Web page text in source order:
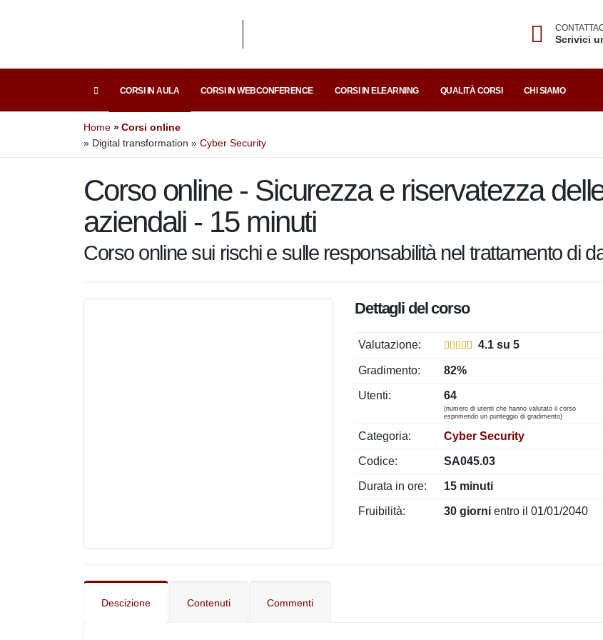
Scrivici
CORSI IN AULA CORSI IN WEBCONFERENCE CORSI IN ELEARNING QUALITÀ CORSI CHI SIAMO
Home
Corsi online
» Digital transformation »Cyber Security
Corso online - Sicurezza e riservatezza
informazioni aziendali - 15 minuti
Corso online sui rischi e sulle responsabilità nel trattamento
Dettagli del corso
Valutazione:
4.1 su 5
Gradimento:
82%
Utenti:
64
(numero di utenti che hanno valutato il corso
esprimendo un punteggio di gradimento)
Categoria:
Cyber Security
Codice:
SA045.03
Durata in ore:
15 minuti
Fruibilità:
30 giornientro il 01/01/2040
Descizione Contenuti Commenti